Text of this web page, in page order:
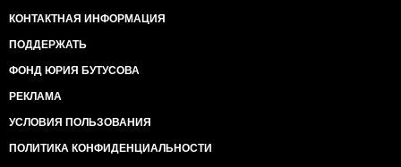
КОНТАКТНАЯ ИНФОРМАЦИЯ
ПОДДЕРЖАТЬ
ФОНД ЮРИЯ БУТУСОВА
РЕКЛАМА
УСЛОВИЯ ПОЛЬЗОВАНИЯ
ПОЛИТИКА КОНФИДЕНЦИАЛЬНОСТИ